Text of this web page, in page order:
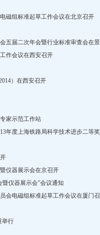
磁组标准起草工作会议在北京召开
五届二次年会暨行业标准审查会在
作会议在西安召开
）在西安召开
家示范工作站
年度上海铁路局科学技术进步二等奖
仪器展示会在京召开
暨仪器展示会”会议通知
会电磁组标准起草工作会议在厦门
举行